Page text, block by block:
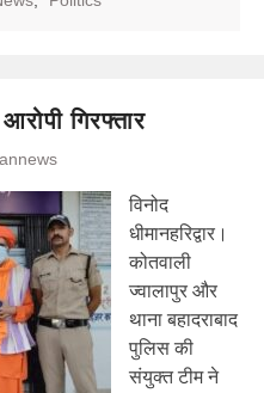
गिरफ्तार
विनोद
धीमानहरिद्वार।
कोतवाली
ज्वालापुर और
थाना बहादराबाद
पुलिस की
संयुक्त टीम ने